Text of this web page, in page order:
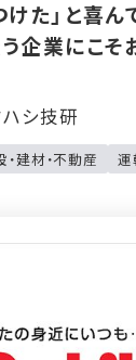
けた」と喜
企業にこそ
シ技研
・建材・不動産 運